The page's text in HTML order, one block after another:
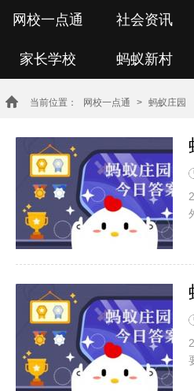
网校一点通 社会资讯
家长学校 蚂蚁新村
当前位置： 网校一点通 > 蚂蚁庄园